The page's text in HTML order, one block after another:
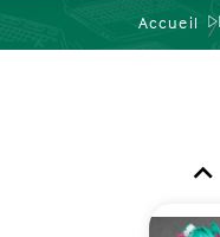
Accueil
